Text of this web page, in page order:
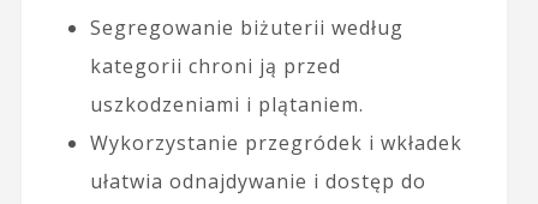
Segregowanie biżuterii według
kategorii chroni ją przed
uszkodzeniami i plątaniem.
Wykorzystanie przegródek i wkładek
ułatwia odnajdywanie i dostęp do